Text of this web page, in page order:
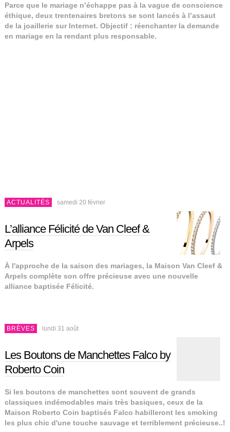
Parce que le mariage n’échappe pas à la vague de conscience
éthique, deux trentenaires bretons se sont lancés à l’assaut
de la joaillerie sur Internet. Objectif : réenchanter la demande
en mariage en la rendant plus responsable.
ACTUALITÉS samedi 20 février
L’alliance Félicité de Van Cleef &
Arpels
À l'approche de la saison des mariages, la Maison Van Cleef &
Arpels complète son offre précieuse avec une nouvelle
alliance baptisée Félicité.
BRÈVES lundi 31 août
Les Boutons de Manchettes Falco by
Roberto Coin
Si les boutons de manchettes sont souvent de grands
classiques indémodables mais très basiques, ceux de la
Maison Roberto Coin baptisés Falco habilleront les smoking
les plus chic d'une touche sauvage et terriblement précieuse..!